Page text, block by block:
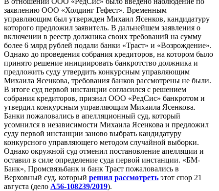
заявлению ООО «Холдинг Гефест». Временным
управляющим был утвержден Михаил Ясенков, кандидатуру
которого предложил заявитель. В дальнейшем заявления о
включении в реестр должника своих требований на сумму
более 6 млрд рублей подали банки «Траст» и «Возрождение».
Однако до проведения собрания кредиторов, на котором было
принято решение инициировать банкротство должника и
предложить суду утвердить конкурсным управляющим
Михаила Ясенкова, требования банков рассмотрены не были.
В итоге суд первой инстанции согласился с решением
собрания кредиторов, признал ООО «РедСис» банкротом и
утвердил конкурсным управляющим Михаила Ясенкова.
Банки пожаловались в апелляционный суд, который
усомнился в независимости Михаила Ясенкова и предложил
суду первой инстанции заново выбрать кандидатуру
конкурсного управляющего методом случайной выборки.
Однако окружной суд отменил постановление апелляции и
оставил в силе определение суда первой инстанции. «БМ-
Банк», Промсвязьбанк и банк Траст пожаловались в
Верховный суд, который решил рассмотреть этот спор 21
августа (дело А56-108239/2019).